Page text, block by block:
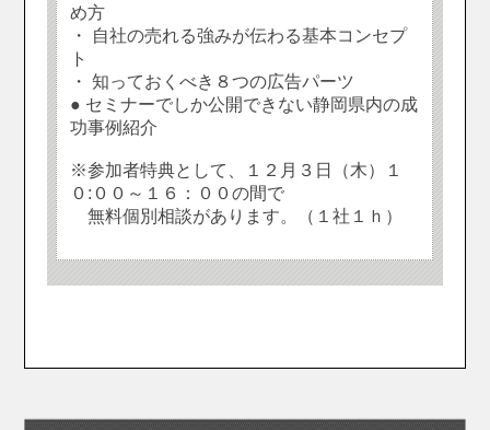
め方
・ 自社の売れる強みが伝わる基本コンセプ
ト
・ 知っておくべき８つの広告パーツ
● セミナーでしか公開できない静岡県内の成
功事例紹介
※参加者特典として、１２月３日（木）１
０:００～１６：００の間で
無料個別相談があります。（１社１ｈ）